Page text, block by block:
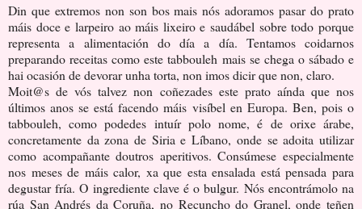
Din que extremos non son bos mais nós adoramos pasar do prato
máis doce e larpeiro ao máis lixeiro e saudábel sobre todo porque
representa a alimentación do día a día. Tentamos coidarnos
preparando receitas como este tabbouleh mais se chega o sábado e
hai ocasión de devorar unha torta, non imos dicir que non, claro.
Moit@s de vós talvez non coñezades este prato aínda que nos
últimos anos se está facendo máis visíbel en Europa. Ben, pois o
tabbouleh, como podedes intuír polo nome, é de orixe árabe,
concretamente da zona de Siria e Líbano, onde se adoita utilizar
como acompañante doutros aperitivos. Consúmese especialmente
nos meses de máis calor, xa que esta ensalada está pensada para
degustar fría. O ingrediente clave é o bulgur. Nós encontrámolo na
rúa San Andrés da Coruña, no Recuncho do Granel, onde teñen